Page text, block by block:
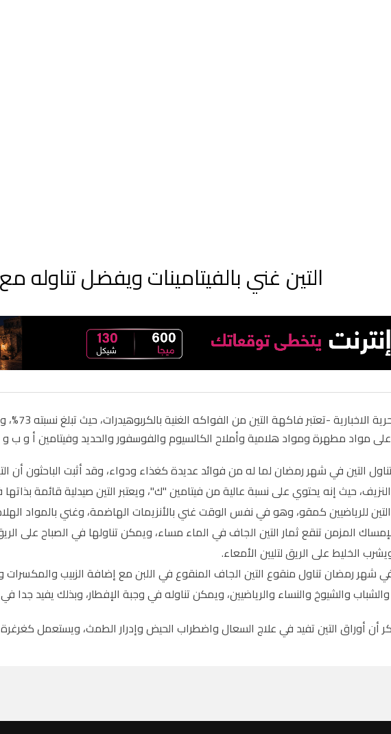
التين غني بالفيتامينات ويفضل تناوله
الاخبارية -
مواد مطهرة ومواد هلامية وأملاح الكالسيوم والفوسفور والحديد وفيتامين أ و
التين في شهر رمضان لما له من فوائد عديدة كغذاء ودواء، وقد أثبت الباحثون أن
حيث إنه يحتوي على نسبة عالية من فيتامين "ك"، ويعتبر التين صيدلية قائمة
للرياضيين كمقو، وهو في نفس الوقت غني بالأنزيمات الهاضمة، وغني بالمواد
المزمن تنقع ثمار التين الجاف في الماء مساء، ويمكن تناولها في الصباح على
الخليط على الريق لتليين الأمعاء.
رمضان تناول منقوع التين الجاف المنقوع في اللبن مع إضافة الزبيب والمكسرات
والشيوخ والنساء والرياضيين، ويمكن تناوله في وجبة الإفطار، وبذلك يفيد
أن أوراق التين تفيد في علاج السعال واضطراب الحيض وإدرار الطمث، ويستعمل